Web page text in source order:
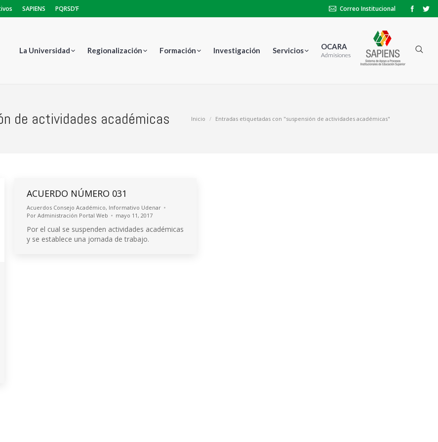
SAPIENS PQRSD’F Correo Institucional
La Universidad Regionalización Formación Investigación Servicios OCARA
Admisiones
de actividades académicas Estás aquí:
Inicio Entradas etiquetadas con "suspensión de actividades académicas"
ACUERDO NÚMERO 031
Acuerdos Consejo Académico, Informativo Udenar
Por Administración Portal Web mayo 11, 2017
Por el cual se suspenden actividades académicas
y se establece una jornada de trabajo.